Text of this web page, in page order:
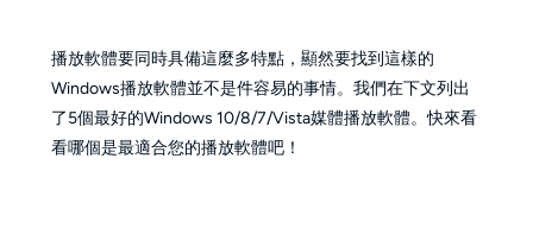
播放軟體要同時具備這麼多特點，顯然要找到這樣的
Windows播放軟體並不是件容易的事情。我們在下文列出
了5個最好的Windows 10/8/7/Vista媒體播放軟體。快來看
看哪個是最適合您的播放軟體吧！